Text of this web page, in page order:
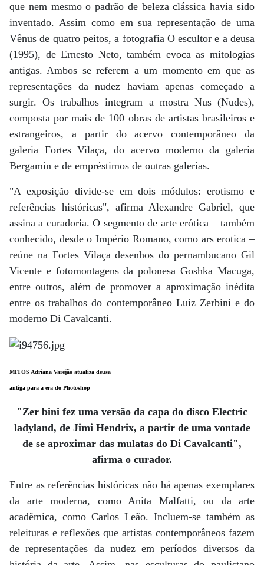
que nem mesmo o padrão de beleza clássica havia sido
inventado. Assim como em sua representação de uma
Vênus de quatro peitos, a fotografia O escultor e a deusa
(1995), de Ernesto Neto, também evoca as mitologias
antigas. Ambos se referem a um momento em que as
representações da nudez haviam apenas começado a
surgir. Os trabalhos integram a mostra Nus (Nudes),
composta por mais de 100 obras de artistas brasileiros e
estrangeiros, a partir do acervo contemporâneo da
galeria Fortes Vilaça, do acervo moderno da galeria
Bergamin e de empréstimos de outras galerias.
"A exposição divide-se em dois módulos: erotismo e
referências históricas", afirma Alexandre Gabriel, que
assina a curadoria. O segmento de arte erótica – também
conhecido, desde o Império Romano, como ars erotica –
reúne na Fortes Vilaça desenhos do pernambucano Gil
Vicente e fotomontagens da polonesa Goshka Macuga,
entre outros, além de promover a aproximação inédita
entre os trabalhos do contemporâneo Luiz Zerbini e do
moderno Di Cavalcanti.
MITOS Adriana Varejão atualiza deusa
antiga para a era do Photoshop
"Zer bini fez uma versão da capa do disco Electric
ladyland, de Jimi Hendrix, a partir de uma vontade
de se aproximar das mulatas do Di Cavalcanti",
afirma o curador.
Entre as referências históricas não há apenas exemplares
da arte moderna, como Anita Malfatti, ou da arte
acadêmica, como Carlos Leão. Incluem-se também as
releituras e reflexões que artistas contemporâneos fazem
de representações da nudez em períodos diversos da